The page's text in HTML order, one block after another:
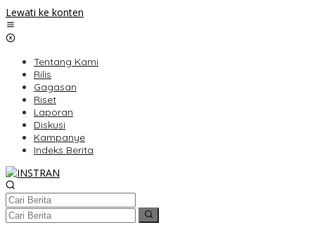
Lewati ke konten
Tentang Kami
Rilis
Gagasan
Riset
Laporan
Diskusi
Kampanye
Indeks Berita